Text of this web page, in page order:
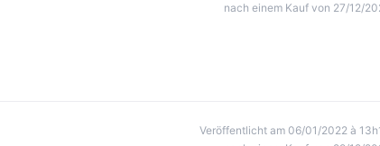
nach einem Kauf von 27/12/
Veröffentlicht am 06/01/2022 à